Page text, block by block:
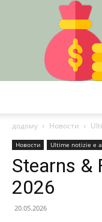
додому
Новости
Новости Ultime notizie e
Stearns &
2026
20.05.2026